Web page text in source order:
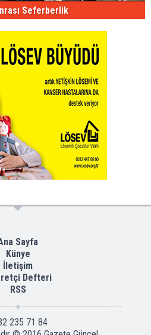
Seferberlik
Sayfa
Künye
İletişim
Defteri
RSS
235 71 84